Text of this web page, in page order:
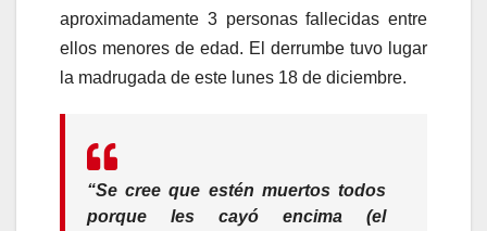
aproximadamente 3 personas fallecidas entre
ellos menores de edad. El derrumbe tuvo lugar
la madrugada de este lunes 18 de diciembre.
“Se cree que estén muertos todos
porque les cayó encima (el